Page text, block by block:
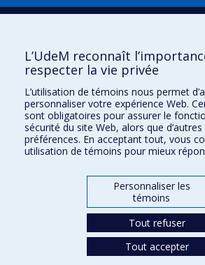
Plan du site|Accessibilité
Téléchargez les logos de l'ESPUM
L’UdeM reconnaît
respecter la vie privée
L’utilisation de témoins nous permet
personnaliser votre expérience Web.
sont obligatoires pour assurer le
sécurité du site Web, alors que
préférences. En acceptant tout, vous
utilisation de témoins pour mieux
Personnaliser les
témoins
Tout refuser
Tout accepter